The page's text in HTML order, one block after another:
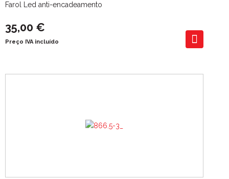
Farol Led anti-encadeamento
35,00 €
Preço IVA incluído